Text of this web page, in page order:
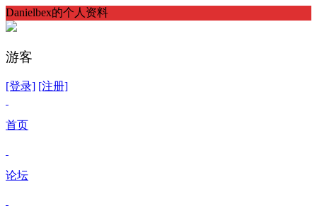
Danielbex的个人资料
游客
[登录] [注册]
首页
论坛